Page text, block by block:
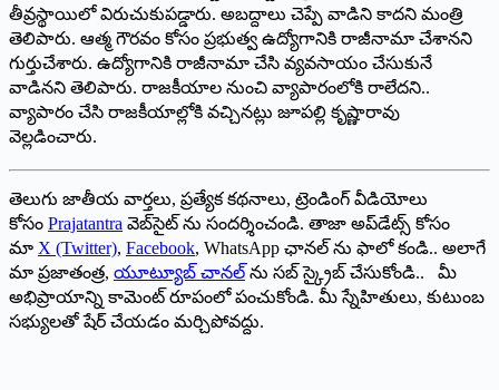
తీవ్రస్థాయిలో విరుచుకుపడ్డారు. అబద్దాలు చెప్పే వాడిని కాదని మంత్రి
తెలిపారు. ఆత్మ గౌరవం కోసం ప్రభుత్వ ఉద్యోగానికి రాజీనామా చేశానని
గుర్తుచేశారు. ఉద్యోగానికి రాజీనామా చేసి వ్యవసాయం చేసుకునే
వాడినని తెలిపారు. రాజకీయాల నుంచి వ్యాపారంలోకి రాలేదని..
వ్యాపారం చేసి రాజకీయాల్లోకి వచ్చినట్లు జూపల్లి కృష్ణారావు
వెల్లడించారు.
తెలుగు జాతీయ వార్తలు, ప్రత్యేక కథనాలు, ట్రెండింగ్ వీడియోలు
కోసం Prajatantra వెబ్‌సైట్ ను సందర్శించండి. తాజా అప్‌డేట్స్ కోసం
మా X (Twitter), Facebook, WhatsApp ఛానల్ ను ఫాలో కండి.. అలాగే
మా ప్రజాతంత్ర, యూట్యూబ్ చానల్ ను సబ్ స్క్రైబ్ చేసుకోండి.. మీ
అభిప్రాయాన్ని కామెంట్ రూపంలో పంచుకోండి. మీ స్నేహితులు, కుటుంబ
సభ్యులతో షేర్ చేయడం మర్చిపోవద్దు.